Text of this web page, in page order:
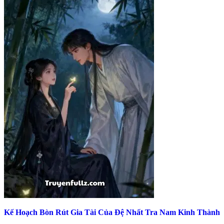
Kế Hoạch Bòn Rút Gia Tài Của Đệ Nhất Tra Nam Kinh Thành